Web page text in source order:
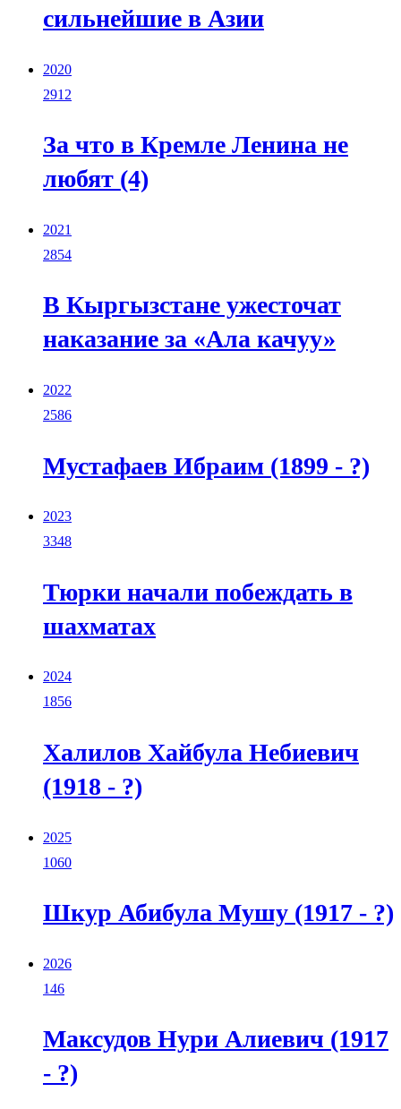
сильнейшие в Азии
2020
2912
За что в Кремле Ленина не
любят (4)
2021
2854
В Кыргызстане ужесточат
наказание за «Ала качуу»
2022
2586
Мустафаев Ибраим (1899 - ?)
2023
3348
Тюрки начали побеждать в
шахматах
2024
1856
Халилов Хайбула Небиевич
(1918 - ?)
2025
1060
Шкур Абибула Мушу (1917 - ?)
2026
146
Максудов Нури Алиевич (1917
- ?)